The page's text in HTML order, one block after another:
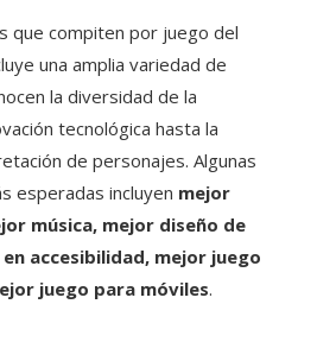
que compiten por juego del
una amplia variedad de
la diversidad de la
tecnológica hasta la
de personajes. Algunas
esperadas incluyen mejor
música, mejor diseño de
accesibilidad, mejor juego
juego para móviles.